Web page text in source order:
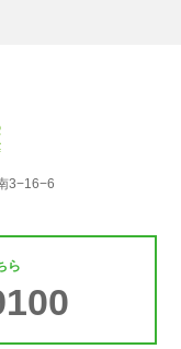
3−16−6
ら